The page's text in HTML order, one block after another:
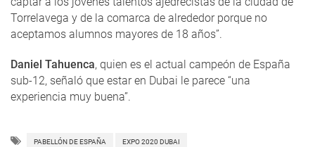
Torrelavega y de la comarca de alrededor porque no
aceptamos alumnos mayores de 18 años”.
Daniel Tahuenca, quien es el actual campeón de España
sub-12, señaló que estar en Dubai le parece “una
experiencia muy buena”.
PABELLÓN DE ESPAÑA EXPO 2020 DUBAI